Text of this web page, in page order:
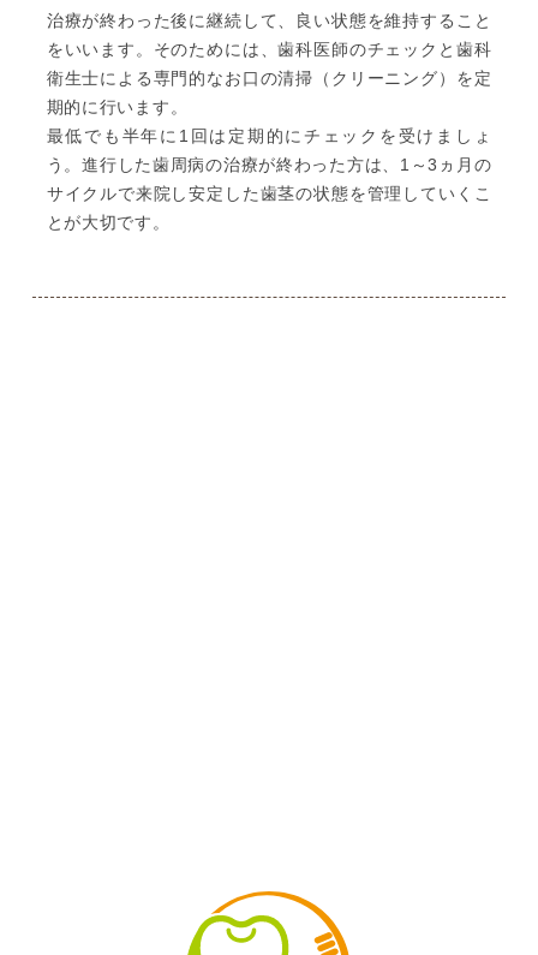
治療が終わった後に継続して、良い状態を維持すること
をいいます。そのためには、歯科医師のチェックと歯科
衛生士による専門的なお口の清掃（クリーニング）を定
期的に行います。
最低でも半年に1回は定期的にチェックを受けましょ
う。進行した歯周病の治療が終わった方は、1～3ヵ月の
サイクルで来院し安定した歯茎の状態を管理していくこ
とが大切です。